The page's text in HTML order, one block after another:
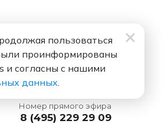
Номер прямого эфира
8 (495) 229 29 09
пользоваться
проинформированы
и согласны с нашими
данных.